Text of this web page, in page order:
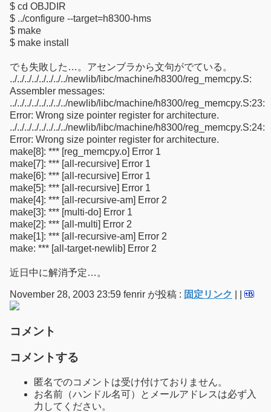
$ cd OBJDIR
$ ../configure --target=h8300-hms
$ make
$ make install
でも失敗した…。アセンブラから文句がでている。
../../../../../../../../newlib/libc/machine/h8300/reg_memcpy.S:
Assembler messages:
../../../../../../../../newlib/libc/machine/h8300/reg_memcpy.S:23:
Error: Wrong size pointer register for architecture.
../../../../../../../../newlib/libc/machine/h8300/reg_memcpy.S:24:
Error: Wrong size pointer register for architecture.
make[8]: *** [reg_memcpy.o] Error 1
make[7]: *** [all-recursive] Error 1
make[6]: *** [all-recursive] Error 1
make[5]: *** [all-recursive] Error 1
make[4]: *** [all-recursive-am] Error 2
make[3]: *** [multi-do] Error 1
make[2]: *** [all-multi] Error 2
make[1]: *** [all-recursive-am] Error 2
make: *** [all-target-newlib] Error 2
近日中に解消予定…。
November 28, 2003 23:59 fenrir が投稿 : 固定リンク
コメント
コメントする
匿名でのコメントは受け付けておりません。
お名前（ハンドル名可）とメールアドレスは必ず入
力してください。